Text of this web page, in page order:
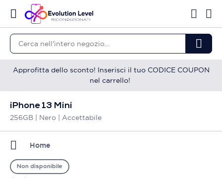
Approfitta dello sconto! Inserisci il tuo CODICE COUPON
nel carrello!
iPhone 13 Mini
256GB | Nero | Accettabile
Home
Non disponibile